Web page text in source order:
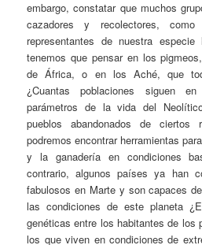
embargo, constatar que muchos
cazadores y recolectores,
representantes de nuestra
tenemos que pensar en los
de África, o en los Aché, que
¿Cuantas poblaciones siguen
parámetros de la vida del
pueblos abandonados de ciertos
podremos encontrar herramientas
y la ganadería en condiciones
contrario, algunos países ya han
fabulosos en Marte y son capaces
las condiciones de este planeta
genéticas entre los habitantes de los
los que viven en condiciones de